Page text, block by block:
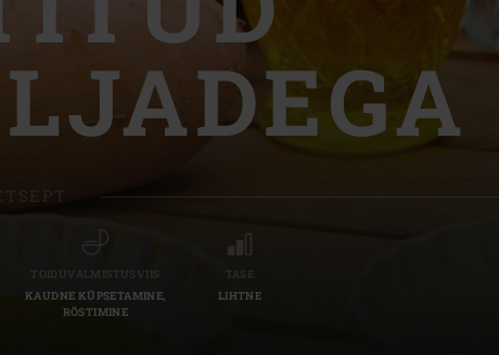
Slovenia | Slovenija
Spain | España
Sweden | Sverige
TOIDUVALMISTUSVIIS
KAUDNE KÜPSETAMINE,
RÖSTIMINE
TASE
LIHTNE